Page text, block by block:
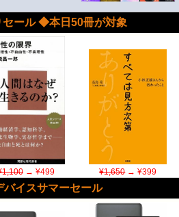
セール ◆本日50冊が対象
→ ¥499 ¥1,650→ ¥399
イスサマーセール